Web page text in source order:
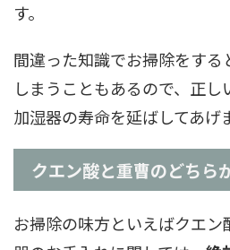
す。
間違った知識でお掃除をする
しまうこともあるので、正し
加湿器の寿命を延ばしてあげ
クエン酸と重曹のどちら
お掃除の味方といえばクエ